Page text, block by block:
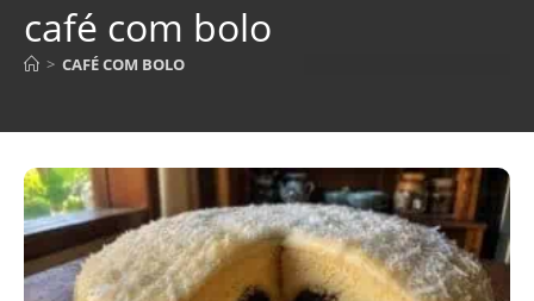
café com bolo
> CAFÉ COM BOLO